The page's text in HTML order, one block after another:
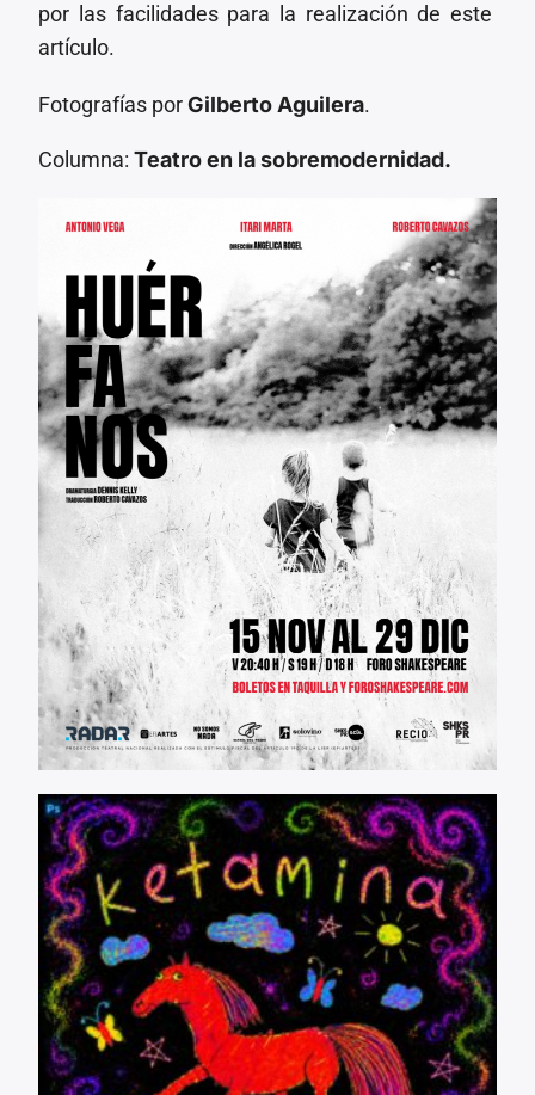
por las facilidades para la realización de este
artículo.
Fotografías porGilberto Aguilera.
Columna:Teatro en la sobremodernidad.